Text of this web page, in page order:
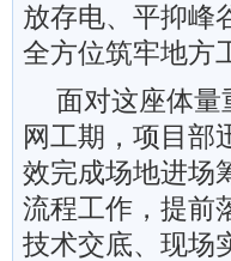
放存电、平抑峰
全方位筑牢地方
面对这座体量
网工期，项目部
效完成场地进场
流程工作，提前
技术交底、现场